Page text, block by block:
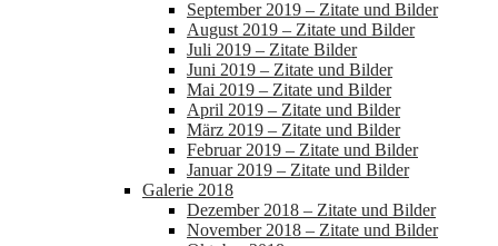
September 2019 – Zitate und Bilder
August 2019 – Zitate und Bilder
Juli 2019 – Zitate Bilder
Juni 2019 – Zitate und Bilder
Mai 2019 – Zitate und Bilder
April 2019 – Zitate und Bilder
März 2019 – Zitate und Bilder
Februar 2019 – Zitate und Bilder
Januar 2019 – Zitate und Bilder
Galerie 2018
Dezember 2018 – Zitate und Bilder
November 2018 – Zitate und Bilder